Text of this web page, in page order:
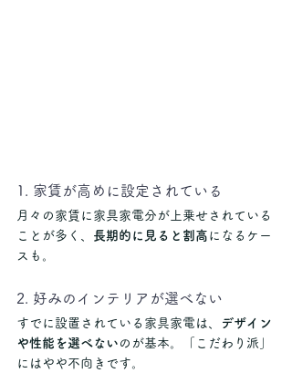
1. 家賃が高めに設定されている
月々の家賃に家具家電分が上乗せされている
ことが多く、 長期的に見ると割高 になるケー
スも。
2. 好みのインテリアが選べない
すでに設置されている家具家電は、
デザイン
や性能を選べない のが基本。「こだわり派」
にはやや不向きです。